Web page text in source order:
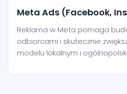
Meta Ads (Facebook,
Reklama w Meta pomaga
odbiorcami i skutecznie
modelu lokalnym i